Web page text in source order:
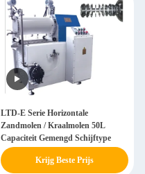
LTD-E Serie Horizontale
Zandmolen / Kraalmolen 50L
Capaciteit Gemengd Schijftype
Krijg Beste Prijs